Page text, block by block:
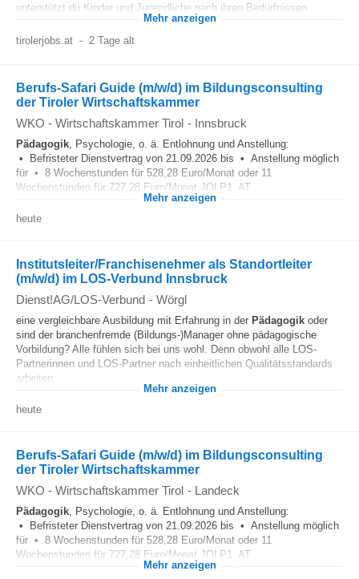
unterstützt du Kinder und Jugendliche nach ihren Bedürfnissen...
Mehr anzeigen
tirolerjobs.at - 2 Tage alt
Berufs-Safari Guide (m/w/d) im Bildungsconsulting
der Tiroler Wirtschaftskammer
WKO - Wirtschaftskammer Tirol - Innsbruck
Pädagogik, Psychologie, o. ä. Entlohnung und Anstellung:
• Befristeter Dienstvertrag von 21.09.2026 bis • Anstellung möglich
für • 8 Wochenstunden für 528,28 Euro/Monat oder 11
Wochenstunden für 727,28 Euro/Monat JOLP1_AT...
Mehr anzeigen
heute
Institutsleiter/Franchisenehmer als Standortleiter
(m/w/d) im LOS-Verbund Innsbruck
Dienst!AG/LOS-Verbund - Wörgl
eine vergleichbare Ausbildung mit Erfahrung in der Pädagogik oder
sind der branchenfremde (Bildungs-)Manager ohne pädagogische
Vorbildung? Alle fühlen sich bei uns wohl. Denn obwohl alle LOS-
Partnerinnen und LOS-Partner nach einheitlichen Qualitätsstandards
arbeiten...
Mehr anzeigen
heute
Berufs-Safari Guide (m/w/d) im Bildungsconsulting
der Tiroler Wirtschaftskammer
WKO - Wirtschaftskammer Tirol - Landeck
Pädagogik, Psychologie, o. ä. Entlohnung und Anstellung:
• Befristeter Dienstvertrag von 21.09.2026 bis • Anstellung möglich
für • 8 Wochenstunden für 528,28 Euro/Monat oder 11
Wochenstunden für 727,28 Euro/Monat JOLP1_AT...
Mehr anzeigen